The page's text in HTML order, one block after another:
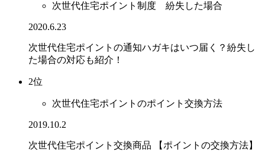
次世代住宅ポイント制度 紛失した場合
2020.6.23
次世代住宅ポイントの通知ハガキはいつ届く？紛失し
た場合の対応も紹介！
2位
次世代住宅ポイントのポイント交換方法
2019.10.2
次世代住宅ポイント交換商品 【ポイントの交換方法】